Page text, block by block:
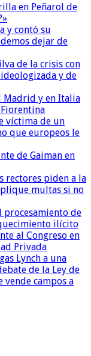
en Peñarol de
y contó su
dejar de
de la crisis con
y de
Madrid y en Italia
víctima de un
que europeos le
de Gaiman en
rectores piden a la
multas si no
procesamiento de
ilícito
al Congreso en
Privada
Lynch a una
de la Ley de
campos a